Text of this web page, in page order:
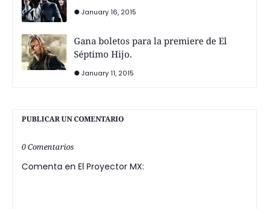
January 16, 2015
Gana boletos para la premiere de El
Séptimo Hijo.
January 11, 2015
PUBLICAR UN COMENTARIO
0 Comentarios
Comenta en El Proyector MX: